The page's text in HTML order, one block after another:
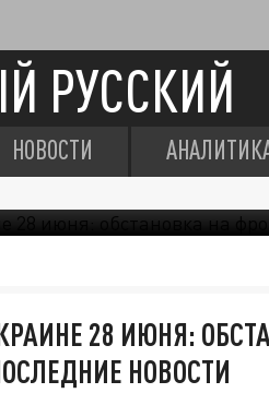
РУССКИЙ
НОВОСТИ
28 ИЮНЯ:
НОВОСТИ